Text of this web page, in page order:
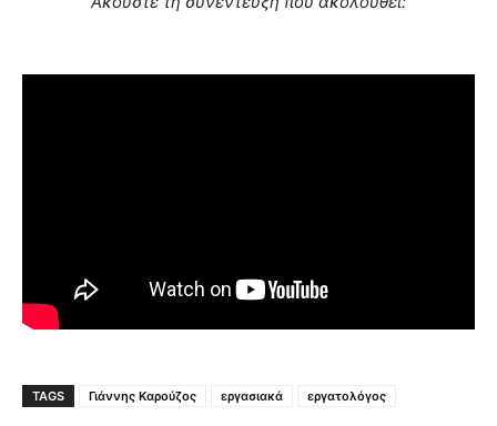
TAGS Γιάννης Καρούζος εργασιακά εργατολόγος